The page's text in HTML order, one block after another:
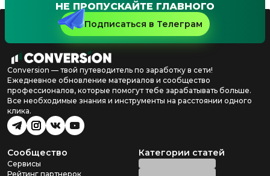
НЕ ПРОПУСКАЙТЕ ГЛАВНОГО
Подписаться в Телеграм
Conversion — твой путеводитель по заработку в сети!
Ежедневное обновление материалов и сообщество
профессионалов, которые помогут тебе зарабатывать больше.
Все необходимые знания и инструменты на расстоянии одного
клика.
Сообщество
Сервисы
Рейтинг партнерок
Категории статей